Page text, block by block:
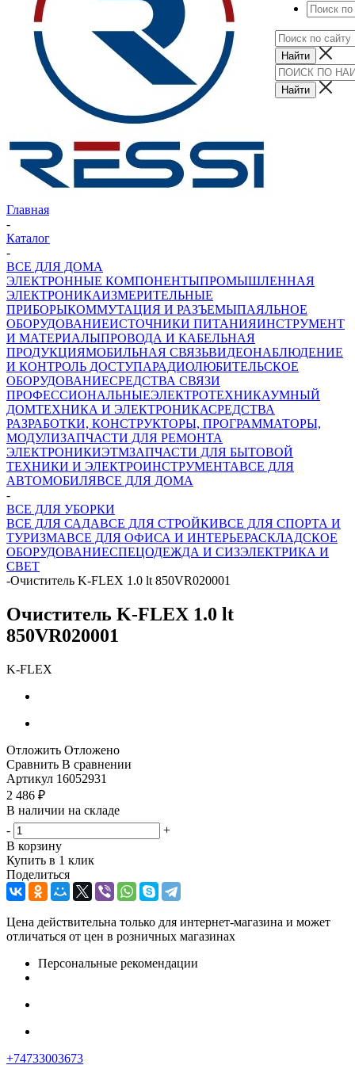
Главная
-
Каталог
-
ВСЕ ДЛЯ ДОМА
ЭЛЕКТРОННЫЕ КОМПОНЕНТЫПРОМЫШЛЕННАЯ
ЭЛЕКТРОНИКАИЗМЕРИТЕЛЬНЫЕ
ПРИБОРЫКОММУТАЦИЯ И РАЗЪЕМЫПАЯЛЬНОЕ
ОБОРУДОВАНИЕИСТОЧНИКИ ПИТАНИЯИНСТРУМЕНТ
И МАТЕРИАЛЫПРОВОДА И КАБЕЛЬНАЯ
ПРОДУКЦИЯМОБИЛЬНАЯ СВЯЗЬВИДЕОНАБЛЮДЕНИЕ
И КОНТРОЛЬ ДОСТУПАРАДИОЛЮБИТЕЛЬСКОЕ
ОБОРУДОВАНИЕСРЕДСТВА СВЯЗИ
ПРОФЕССИОНАЛЬНЫЕЭЛЕКТРОТЕХНИКАУМНЫЙ
ДОМТЕХНИКА И ЭЛЕКТРОНИКАСРЕДСТВА
РАЗРАБОТКИ, КОНСТРУКТОРЫ, ПРОГРАММАТОРЫ,
МОДУЛИЗАПЧАСТИ ДЛЯ РЕМОНТА
ЭЛЕКТРОНИКИЭТМЗАПЧАСТИ ДЛЯ БЫТОВОЙ
ТЕХНИКИ И ЭЛЕКТРОИНСТРУМЕНТАВСЕ ДЛЯ
АВТОМОБИЛЯВСЕ ДЛЯ ДОМА
-
ВСЕ ДЛЯ УБОРКИ
ВСЕ ДЛЯ САДАВСЕ ДЛЯ СТРОЙКИВСЕ ДЛЯ СПОРТА И
ТУРИЗМАВСЕ ДЛЯ ОФИСА И ИНТЕРЬЕРАСКЛАДСКОЕ
ОБОРУДОВАНИЕСПЕЦОДЕЖДА И СИЗЭЛЕКТРИКА И
СВЕТ
-Очиститель K-FLEX 1.0 lt 850VR020001
Очиститель K-FLEX 1.0 lt
850VR020001
K-FLEX
Отложить Отложено
Сравнить В сравнении
Артикул 16052931
2 486 ₽
В наличии на складе
-
+
В корзину
Купить в 1 клик
Поделиться
Цена действительна только для интернет-магазина и может
отличаться от цен в розничных магазинах
Персональные рекомендации
+74733003673